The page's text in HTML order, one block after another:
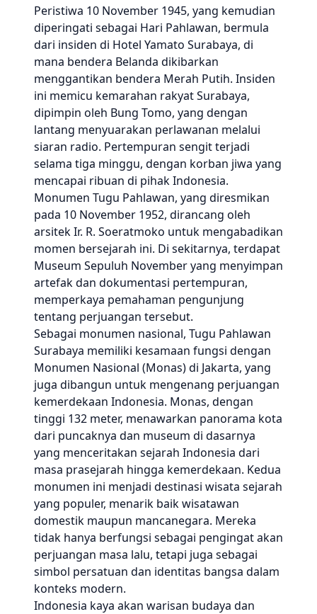
Peristiwa 10 November 1945, yang kemudian
diperingati sebagai Hari Pahlawan, bermula
dari insiden di Hotel Yamato Surabaya, di
mana bendera Belanda dikibarkan
menggantikan bendera Merah Putih. Insiden
ini memicu kemarahan rakyat Surabaya,
dipimpin oleh Bung Tomo, yang dengan
lantang menyuarakan perlawanan melalui
siaran radio. Pertempuran sengit terjadi
selama tiga minggu, dengan korban jiwa yang
mencapai ribuan di pihak Indonesia.
Monumen Tugu Pahlawan, yang diresmikan
pada 10 November 1952, dirancang oleh
arsitek Ir. R. Soeratmoko untuk mengabadikan
momen bersejarah ini. Di sekitarnya, terdapat
Museum Sepuluh November yang menyimpan
artefak dan dokumentasi pertempuran,
memperkaya pemahaman pengunjung
tentang perjuangan tersebut.
Sebagai monumen nasional, Tugu Pahlawan
Surabaya memiliki kesamaan fungsi dengan
Monumen Nasional (Monas) di Jakarta, yang
juga dibangun untuk mengenang perjuangan
kemerdekaan Indonesia. Monas, dengan
tinggi 132 meter, menawarkan panorama kota
dari puncaknya dan museum di dasarnya
yang menceritakan sejarah Indonesia dari
masa prasejarah hingga kemerdekaan. Kedua
monumen ini menjadi destinasi wisata sejarah
yang populer, menarik baik wisatawan
domestik maupun mancanegara. Mereka
tidak hanya berfungsi sebagai pengingat akan
perjuangan masa lalu, tetapi juga sebagai
simbol persatuan dan identitas bangsa dalam
konteks modern.
Indonesia kaya akan warisan budaya dan